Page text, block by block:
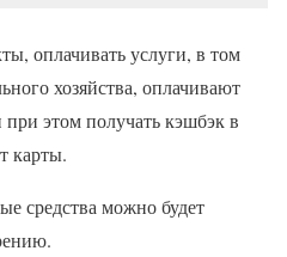
оплачивать услуги, в том
хозяйства, оплачивают
при этом получать кэшбэк в
карты.
средства можно будет